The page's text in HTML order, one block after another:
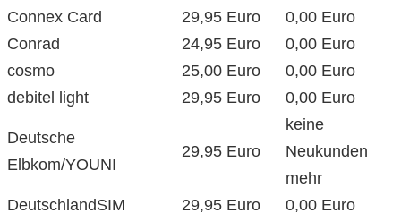
Connex Card
29,95 Euro
0,00 Euro
Conrad
24,95 Euro
0,00 Euro
cosmo
25,00 Euro
0,00 Euro
debitel light
29,95 Euro 0,00 Euro
Deutsche
Elbkom/YOUNI
29,95 Euro
keine
Neukunden
mehr
DeutschlandSIM
29,95 Euro
0,00 Euro